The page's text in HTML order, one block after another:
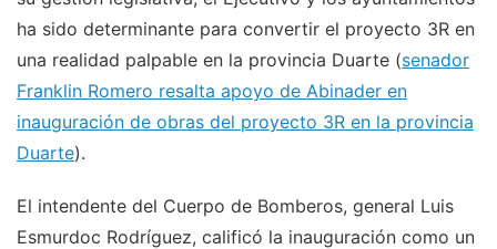
ha sido determinante para convertir el proyecto 3R en
una realidad palpable en la provincia Duarte (senador
Franklin Romero resalta apoyo de Abinader en
inauguración de obras del proyecto 3R en la provincia
Duarte).
El intendente del Cuerpo de Bomberos, general Luis
Esmurdoc Rodríguez, calificó la inauguración como un